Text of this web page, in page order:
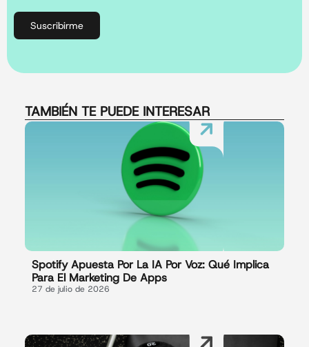
Suscribirme
TAMBIÉN TE PUEDE INTERESAR
Spotify Apuesta Por La IA Por Voz: Qué Implica
Para El Marketing De Apps
27 de julio de 2026